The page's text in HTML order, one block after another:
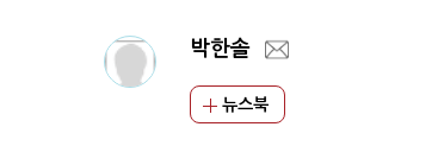
박한솔
뉴스북